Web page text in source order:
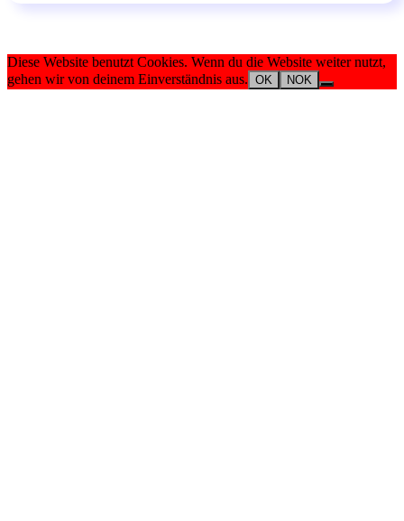
Diese Website benutzt Cookies. Wenn du die Website weiter nutzt,
gehen wir von deinem Einverständnis aus. OK NOK